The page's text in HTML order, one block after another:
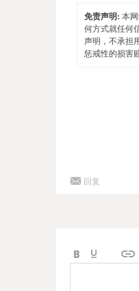
免责声明: 本
何方式就任何
声明，不承担
惩戒性的损害
回复